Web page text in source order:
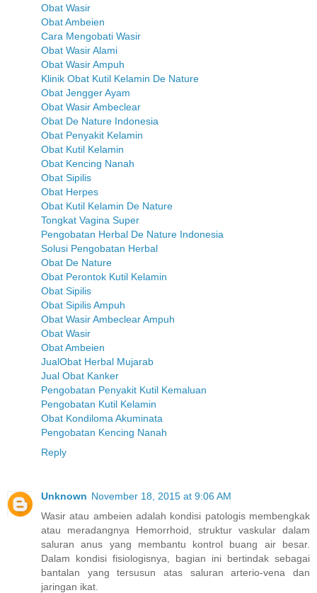
Obat Wasir
Obat Ambeien
Cara Mengobati Wasir
Obat Wasir Alami
Obat Wasir Ampuh
Klinik Obat Kutil Kelamin De Nature
Obat Jengger Ayam
Obat Wasir Ambeclear
Obat De Nature Indonesia
Obat Penyakit Kelamin
Obat Kutil Kelamin
Obat Kencing Nanah
Obat Sipilis
Obat Herpes
Obat Kutil Kelamin De Nature
Tongkat Vagina Super
Pengobatan Herbal De Nature Indonesia
Solusi Pengobatan Herbal
Obat De Nature
Obat Perontok Kutil Kelamin
Obat Sipilis
Obat Sipilis Ampuh
Obat Wasir Ambeclear Ampuh
Obat Wasir
Obat Ambeien
JualObat Herbal Mujarab
Jual Obat Kanker
Pengobatan Penyakit Kutil Kemaluan
Pengobatan Kutil Kelamin
Obat Kondiloma Akuminata
Pengobatan Kencing Nanah
Reply
Unknown November 18, 2015 at 9:06 AM
Wasir atau ambeien adalah kondisi patologis membengkak
atau meradangnya Hemorrhoid, struktur vaskular dalam
saluran anus yang membantu kontrol buang air besar.
Dalam kondisi fisiologisnya, bagian ini bertindak sebagai
bantalan yang tersusun atas saluran arterio-vena dan
jaringan ikat.